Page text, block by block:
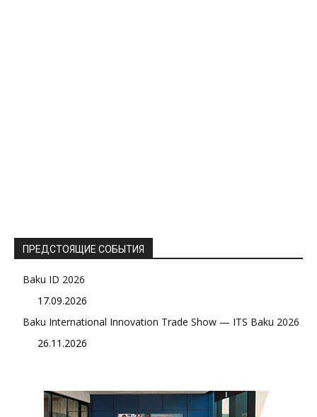
ПРЕДСТОЯЩИЕ СОБЫТИЯ
Baku ID 2026
17.09.2026
Baku International Innovation Trade Show — ITS Baku 2026
26.11.2026